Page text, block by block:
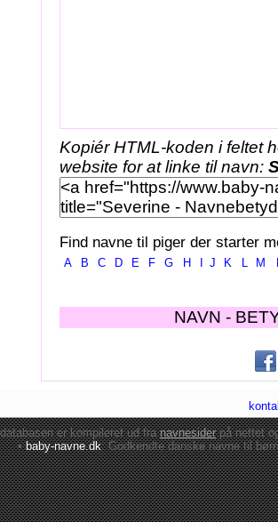
Kopiér HTML-koden i feltet
website for at linke til navn:
Find navne til piger der starter
A B C D E F G H J K L M
NAVN -
er kompileret ud franavnesiderpå nettet
•baby-navne.dk: Godkendte danskenavne til børn